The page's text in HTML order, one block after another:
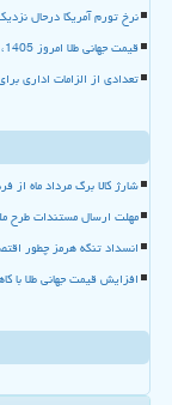
نرخ تورم آمریکا درحال نزدیک
قیمت جهانی طلا امروز 1405، 3، 5
تعدادی از الزامات اداری
شارژ کالا برگ مرداد ماه
مهلت ارسال مستندات طرح ملی یاوران
انسداد تنگه هرمز چطور
افزایش قیمت جهانی طلا با